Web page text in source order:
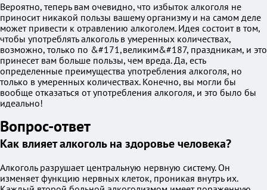
Вероятно, теперь вам очевидно, что избыток алкоголя не
приносит никакой пользы вашему организму и на самом деле
может привести к отравлению алкоголем. Идея состоит в том,
чтобы употреблять алкоголь в умеренных количествах,
возможно, только по &#171,великим&#187, праздникам, и это
принесет вам больше пользы, чем вреда. Да, есть
определенные преимущества употребления алкоголя, но
только в умеренных количествах. Конечно, вы могли бы
вообще отказаться от употребления алкоголя, и это было бы
идеально!
Вопрос-ответ
Как влияет алкоголь на здоровье человека?
Алкоголь разрушает центральную нервную систему. Он
изменяет функцию нервных клеток, проникая внутрь их.